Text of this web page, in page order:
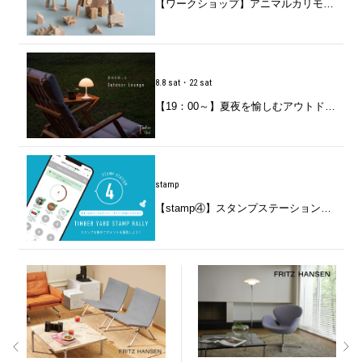
8.8 sat・22 sat
stamp
【stamp④】スタンプステーションのお知らせ